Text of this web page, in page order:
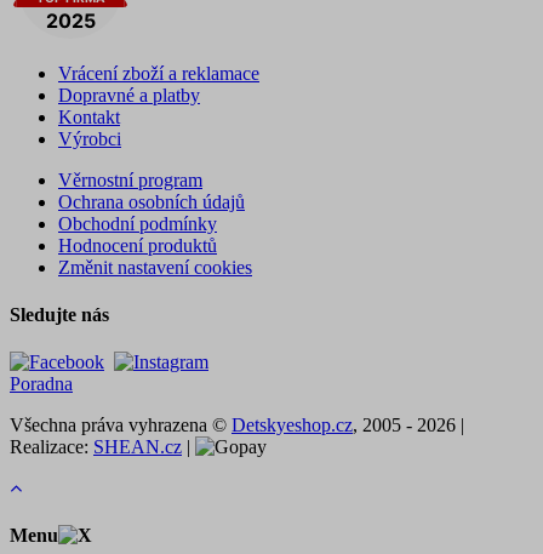
Vrácení zboží a reklamace
Dopravné a platby
Kontakt
Výrobci
Věrnostní program
Ochrana osobních údajů
Obchodní podmínky
Hodnocení produktů
Změnit nastavení cookies
Sledujte nás
Poradna
Všechna práva vyhrazena © Detskyeshop.cz, 2005 - 2026 |
Realizace: SHEAN.cz |
Menu